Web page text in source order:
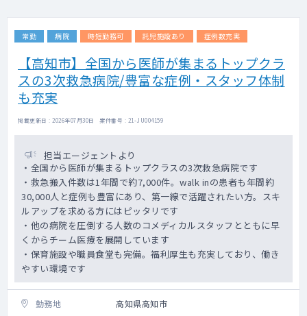
常勤 病院 時短勤務可 託児施設あり 症例数充実
【高知市】全国から医師が集まるトップクラ
スの3次救急病院/豊富な症例・スタッフ体制
も充実
掲載更新日 : 2026年07月30日 案件番号 : 21-JU004159
担当エージェントより
・全国から医師が集まるトップクラスの3次救急病院です
・救急搬入件数は1年間で約7,000件。walk inの患者も年間約
30,000人と症例も豊富にあり、第一線で活躍されたい方。スキ
ルアップを求める方にはピッタリです
・他の病院を圧倒する人数のコメディカルスタッフとともに早
くからチーム医療を展開しています
・保育施設や職員食堂も完備。福利厚生も充実しており、働き
やすい環境です
勤務地 高知県高知市